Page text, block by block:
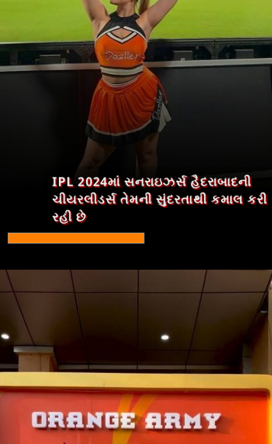
IPL 2024માં સનરાઇઝર્સ હૈદરાબાદની
ચીયરલીડર્સ તેમની સુંદરતાથી કમાલ કરી
રહી છે